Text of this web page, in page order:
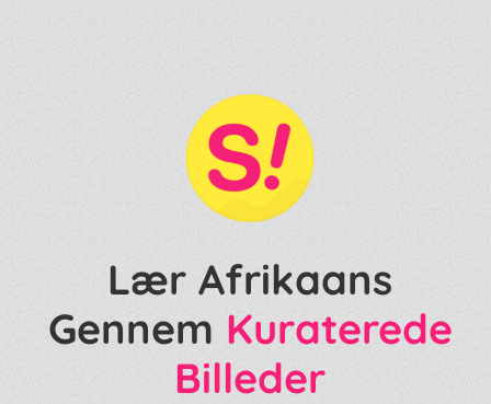
Lær Afrikaans
Gennem Kuraterede
Billeder